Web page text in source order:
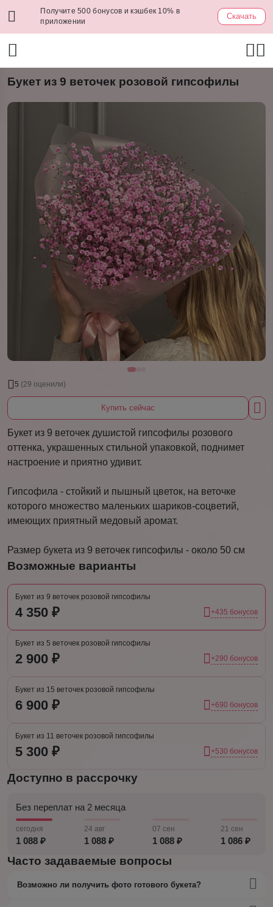
Получите 500 бонусов и кэшбек 10% в
приложении
Скачать
Букет из 9 веточек розовой гипсофилы
5 (29 оценили)
Купить сейчас
Букет из 9 веточек душистой гипсофилы розового
оттенка, украшенных стильной упаковкой, поднимет
настроение и приятно удивит.
Гипсофила - стойкий и пышный цветок, на веточке
которого множество маленьких шариков-соцветий,
имеющих приятный медовый аромат.
Размер букета из 9 веточек гипсофилы - около 50 см
Возможные варианты
Букет из 9 веточек розовой гипсофилы
4 350 ₽ +435 бонусов
Букет из 5 веточек розовой гипсофилы
2 900 ₽ +290 бонусов
Букет из 15 веточек розовой гипсофилы
6 900 ₽ +690 бонусов
Букет из 11 веточек розовой гипсофилы
5 300 ₽ +530 бонусов
Доступно в рассрочку
Без переплат на 2 месяца
сегодня
1 088 ₽
24 авг
1 088 ₽
07 сен
1 088 ₽
21 сен
1 086 ₽
Часто задаваемые вопросы
Возможно ли получить фото готового букета?